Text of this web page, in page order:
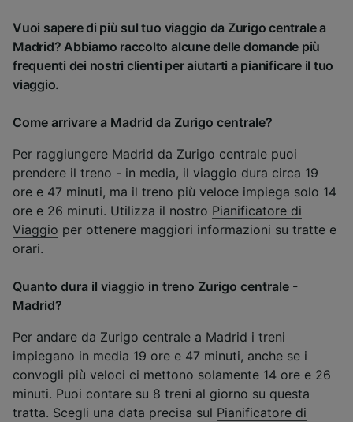
Vuoi sapere di più sul tuo viaggio da Zurigo centrale a
Madrid? Abbiamo raccolto alcune delle domande più
frequenti dei nostri clienti per aiutarti a pianificare il tuo
viaggio.
Come arrivare a Madrid da Zurigo centrale?
Per raggiungere Madrid da Zurigo centrale puoi
prendere il treno - in media, il viaggio dura circa 19
ore e 47 minuti, ma il treno più veloce impiega solo 14
ore e 26 minuti. Utilizza il nostro Pianificatore di
Viaggio per ottenere maggiori informazioni su tratte e
orari.
Quanto dura il viaggio in treno Zurigo centrale -
Madrid?
Per andare da Zurigo centrale a Madrid i treni
impiegano in media 19 ore e 47 minuti, anche se i
convogli più veloci ci mettono solamente 14 ore e 26
minuti. Puoi contare su 8 treni al giorno su questa
tratta. Scegli una data precisa sul Pianificatore di